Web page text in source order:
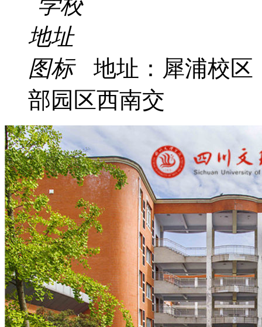
地址：犀浦校区
部园区西南交